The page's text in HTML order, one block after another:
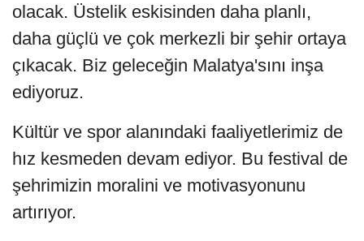
olacak. Üstelik eskisinden daha planlı,
daha güçlü ve çok merkezli bir şehir ortaya
çıkacak. Biz geleceğin Malatya'sını inşa
ediyoruz.
Kültür ve spor alanındaki faaliyetlerimiz de
hız kesmeden devam ediyor. Bu festival de
şehrimizin moralini ve motivasyonunu
artırıyor.